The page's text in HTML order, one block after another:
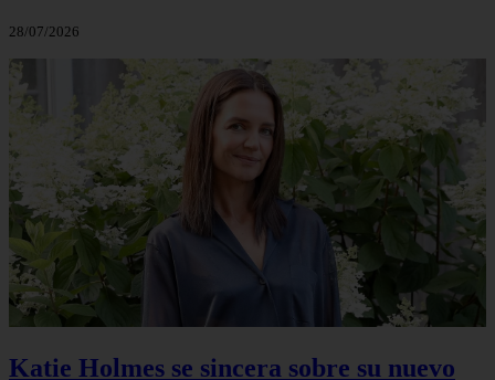
28/07/2026
Katie Holmes se sincera sobre su nuevo